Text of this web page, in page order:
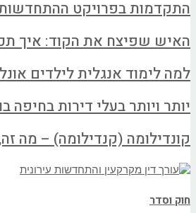
התקדמות בפרויקט ההתחדשות
האיש שפיצח את הקוד: איך
למה לימוד אנגלית לילדים
יותר ויותר בעלי דירות
קונדילומה (קנדילומה) – מה
חוק וסדר